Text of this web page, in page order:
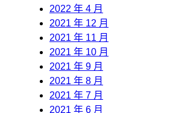
2022 年 4 月
2021 年 12 月
2021 年 11 月
2021 年 10 月
2021 年 9 月
2021 年 8 月
2021 年 7 月
2021 年 6 月